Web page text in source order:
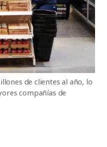
de clientes al año, lo
compañías de